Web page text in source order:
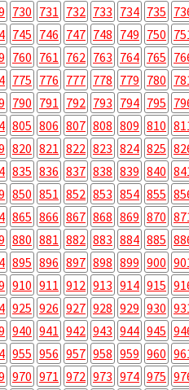
730 731 732 733 734 735
745 746 747 748 749 750
760 761 762 763 764 765
775 776 777 778 779 780
790 791 792 793 794 795
805 806 807 808 809 810
820 821 822 823 824 825
835 836 837 838 839 840
850 851 852 853 854 855
865 866 867 868 869 870
880 881 882 883 884 885
895 896 897 898 899 900
910 911 912 913 914 915
925 926 927 928 929 930
940 941 942 943 944 945
955 956 957 958 959 960
970 971 972 973 974 975